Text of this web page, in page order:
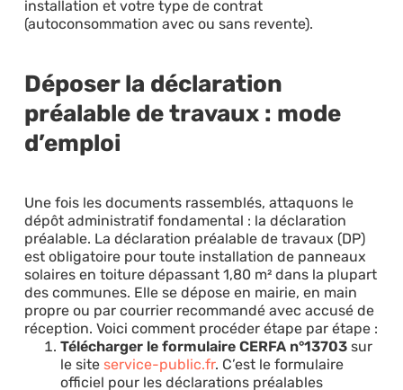
installation et votre type de contrat
(autoconsommation avec ou sans revente).
Déposer la déclaration
préalable de travaux : mode
d’emploi
Une fois les documents rassemblés, attaquons le
dépôt administratif fondamental : la déclaration
préalable. La déclaration préalable de travaux (DP)
est obligatoire pour toute installation de panneaux
solaires en toiture dépassant 1,80 m² dans la plupart
des communes. Elle se dépose en mairie, en main
propre ou par courrier recommandé avec accusé de
réception. Voici comment procéder étape par étape :
Télécharger le formulaire CERFA n°13703sur
le site service-public.fr. C’est le formulaire
officiel pour les déclarations préalables